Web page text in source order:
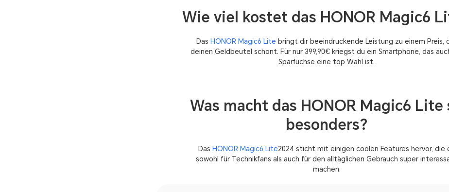
Wie viel kostet das HONOR Magic6
Das HONOR Magic6 Lite bringt dir beeindruckende Leistung zu einem Preis,
deinen Geldbeutel schont. Für nur 399,90€ kriegst du ein Smartphone, das
Sparfüchse eine top Wahl ist.
Was macht das HONOR Magic6 Lite
besonders?
Das HONOR Magic6 Lite2024 sticht mit einigen coolen Features hervor, die
sowohl für Technikfans als auch für den alltäglichen Gebrauch super
machen.